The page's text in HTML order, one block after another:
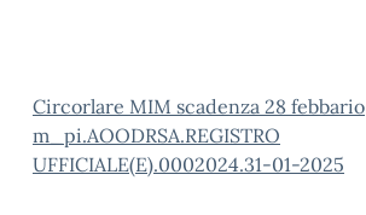
Circorlare MIM scadenza 28 febbario
m_pi.AOODRSA.REGISTRO
UFFICIALE(E).0002024.31-01-2025